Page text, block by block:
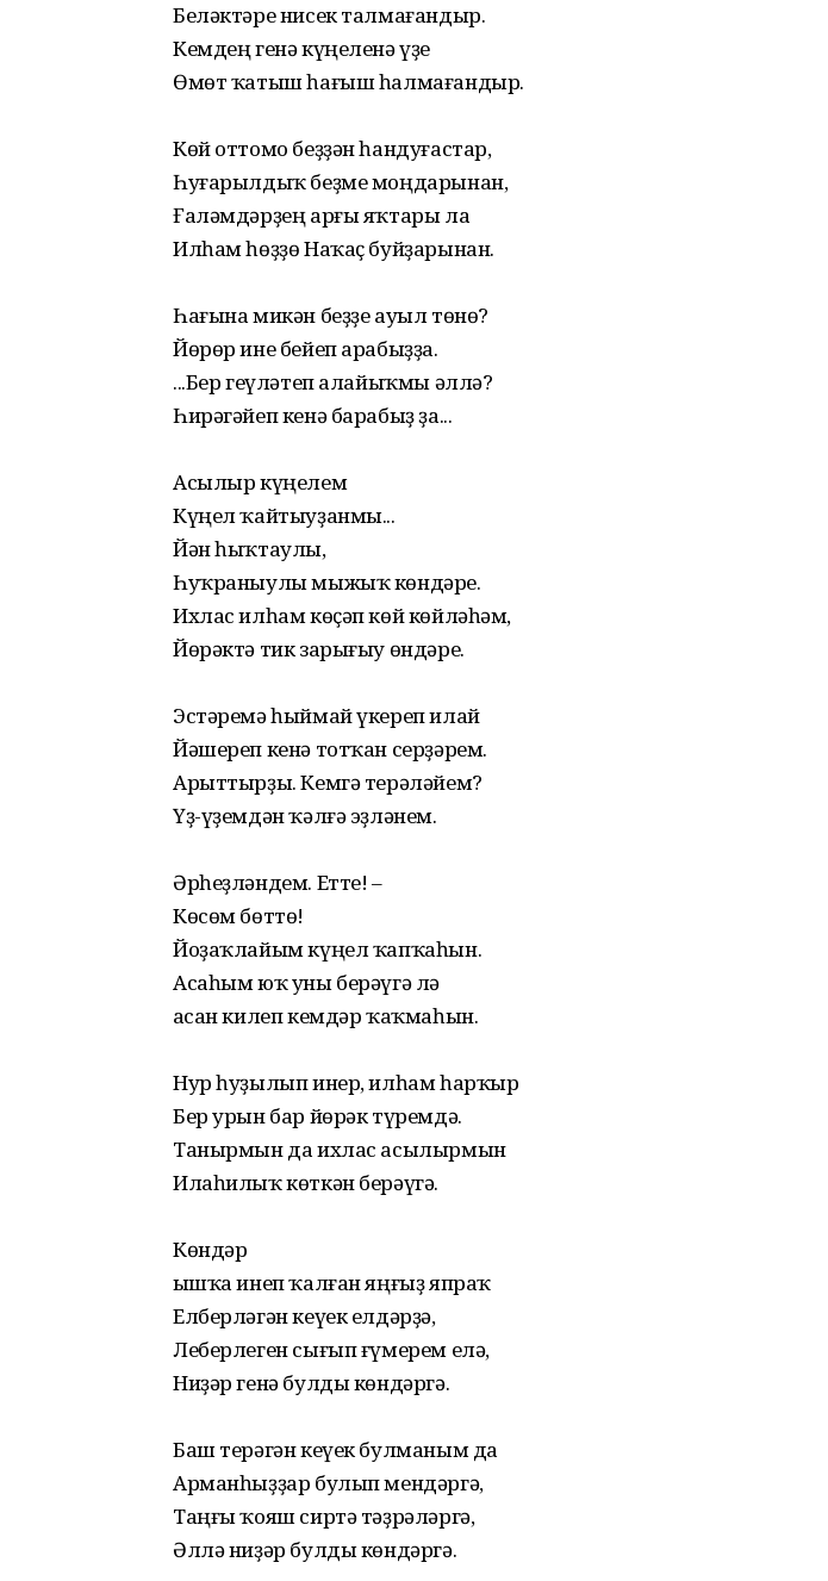
Беләктәре нисек талмағандыр.
Кемдең генә күңеленә үҙе
Өмөт ҡатыш һағыш һалмағандыр.
Көй оттомо беҙҙән һандуғастар,
Һуғарылдыҡ беҙме моңдарынан,
Ғаләмдәрҙең арғы яҡтары ла
Илһам һөҙҙө Наҡаҫ буйҙарынан.
Һағына микән беҙҙе ауыл төнө?
Йөрөр ине бейеп арабыҙҙа.
...Бер геүләтеп алайыҡмы әллә?
Һирәгәйеп кенә барабыҙ ҙа...
Асылыр күңелем
Күңел ҡайтыуҙанмы...
Йән һыҡтаулы,
Һуҡраныулы мыжыҡ көндәре.
Ихлас илһам көҫәп көй көйләһәм,
Йөрәктә тик зарығыу өндәре.
Эстәремә һыймай үкереп илай
Йәшереп кенә тотҡан серҙәрем.
Арыттырҙы. Кемгә терәләйем?
Үҙ-үҙемдән ҡәлғә эҙләнем.
Әрһеҙләндем. Етте! –
Көсөм бөттө!
Йоҙаҡлайым күңел ҡапҡаһын.
Асаһым юҡ уны берәүгә лә
Ҡасан килеп кемдәр ҡаҡмаһын.
Нур һуҙылып инер, илһам һарҡыр
Бер урын бар йөрәк түремдә.
Танырмын да ихлас асылырмын
Илаһилыҡ көткән берәүгә.
Көндәр
Ҡышҡа инеп ҡалған яңғыҙ япраҡ
Елберләгән кеүек елдәрҙә,
Леберлеген сығып ғүмерем елә,
Ниҙәр генә булды көндәргә.
Баш терәгән кеүек булманым да
Арманһыҙҙар булып мендәргә,
Таңғы ҡояш сиртә тәҙрәләргә,
Әллә ниҙәр булды көндәргә.